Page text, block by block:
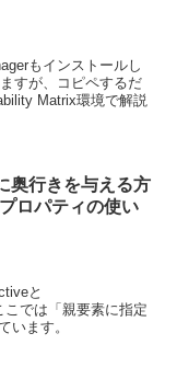
もインストールし
すが、コピペするだ
Matrix環境で解説
奥行きを与える方
ロパティの使い
と
では「親要素に指定
います。